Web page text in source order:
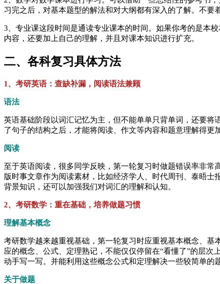
习完之后，对基本题型的解法和对大纲都有深入的了解。不要
3、专业课这段时间是通读专业课本的时间。如果你考的是本
内容，还要加上自己的理解，并且对课本知识进行扩充。
二、各科复习具体方法
1、考研英语：查缺补漏，阅读语法兼顾
语法
英语基础阶段以词汇记忆为主，但不能单单只背单词，还要
了句子的结构之后，才能将阅读、作文等内容和题意理解得更
阅读
至于英语阅读，很多同学反映，第一轮复习时做题错误率非
版时事文章作为阅读素材，比如经济学人、时代周刊、泰晤
背景知识，还可以加强我们对词汇的理解和认知。
2、考研数学：重在基础，培养做题习惯
理解基本概念
考研数学越来越重视基础，第一轮复习时应重视基本概念、
应的概念、公式、定理熟记，不能仅仅停留在“看懂了”的层
动手写一写。并能利用这些概念公式和定理解决一些较简单的
关于做题